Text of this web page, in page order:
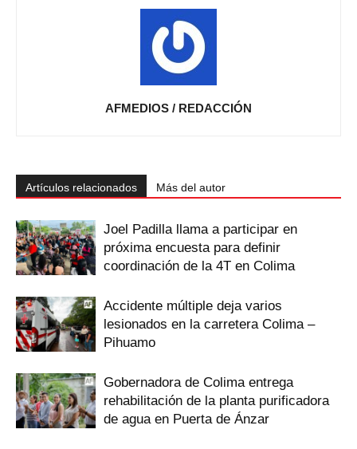
AFMEDIOS / REDACCIÓN
Artículos relacionados Más del autor
Joel Padilla llama a participar en
próxima encuesta para definir
coordinación de la 4T en Colima
Accidente múltiple deja varios
lesionados en la carretera Colima –
Pihuamo
Gobernadora de Colima entrega
rehabilitación de la planta purificadora
de agua en Puerta de Ánzar